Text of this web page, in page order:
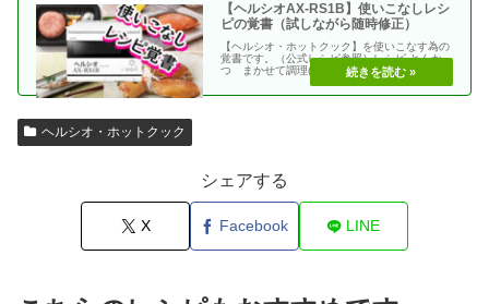
【ヘルシオAX-RS1B】使いこなしレシ
ピの覚書（試しながら随時修正）
【ヘルシオ・ホットクック】を使いこなす為の
覚書です。（公式レシピ参照）レシピ とんか
つ まかせて調理(網焼き・揚げる) エビフラ
ヘルシオ・ホットクック
シェアする
X Facebook LINE